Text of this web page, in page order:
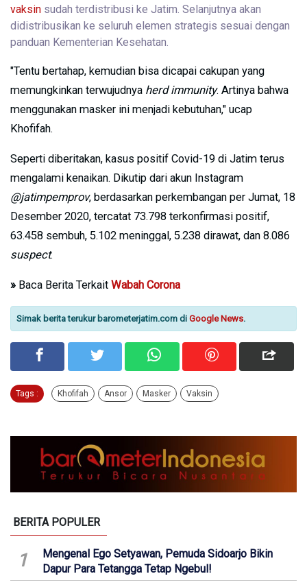
vaksin sudah terdistribusi ke Jatim. Selanjutnya akan
didistribusikan ke seluruh elemen strategis sesuai dengan
panduan Kementerian Kesehatan.
"Tentu bertahap, kemudian bisa dicapai cakupan yang
memungkinkan terwujudnya herd immunity. Artinya bahwa
menggunakan masker ini menjadi kebutuhan," ucap
Khofifah.
Seperti diberitakan, kasus positif Covid-19 di Jatim terus
mengalami kenaikan. Dikutip dari akun Instagram
@jatimpemprov, berdasarkan perkembangan per Jumat, 18
Desember 2020, tercatat 73.798 terkonfirmasi positif,
63.458 sembuh, 5.102 meninggal, 5.238 dirawat, dan 8.086
suspect.
» Baca Berita Terkait Wabah Corona
Simak berita terukur barometerjatim.com di Google News.
Tags : Khofifah Ansor Masker Vaksin
BERITA POPULER
1
Mengenal Ego Setyawan, Pemuda Sidoarjo Bikin
Dapur Para Tetangga Tetap Ngebul!